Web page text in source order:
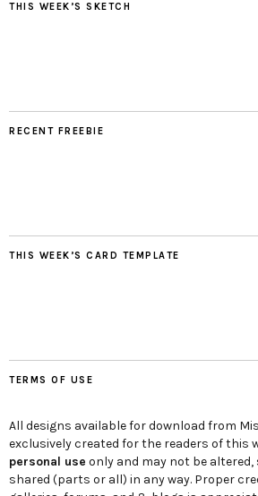
THIS WEEK’S SKETCH
RECENT FREEBIE
THIS WEEK’S CARD TEMPLATE
TERMS OF USE
All designs available for download from
exclusively created for the readers of this
personal use only and may not be
shared (parts or all) in any way. Proper